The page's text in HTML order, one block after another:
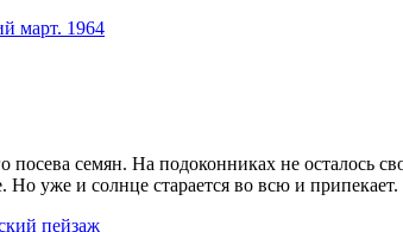
посева семян. На подоконниках не осталось
уже и солнце старается во всю и